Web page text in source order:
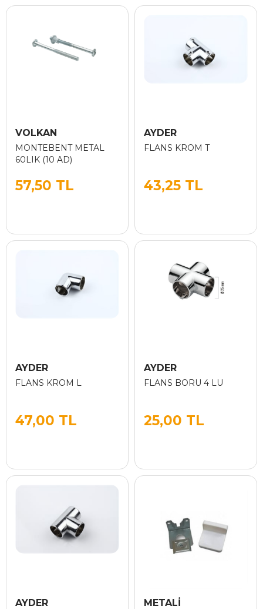
VOLKAN
MONTEBENT METAL
60LIK (10 AD)
57,50 TL
AYDER
FLANS KROM T
43,25 TL
AYDER
FLANS KROM L
47,00 TL
AYDER
FLANS BORU 4 LU
25,00 TL
AYDER METALİ